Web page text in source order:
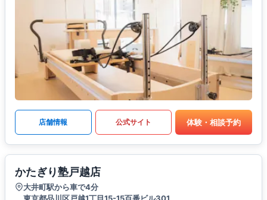
店舗情報 公式サイト 体験・相談予約
かたぎり塾戸越店
大井町駅から車で4分